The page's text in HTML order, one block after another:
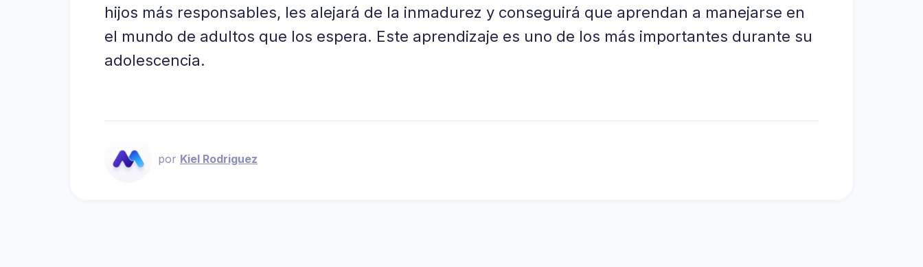
hijos más responsables, les alejará de la inmadurez y conseguirá que aprendan a manejarse en
el mundo de adultos que los espera. Este aprendizaje es uno de los más importantes durante su
adolescencia.
por Kiel Rodriguez